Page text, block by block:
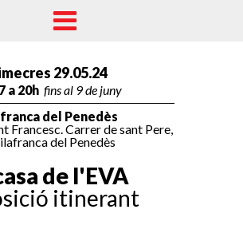
29.05.24
a 20h fins al 9 de juny
del Penedès
Francesc. Carrer de sant Pere,
del Penedès
de l'EVA
itinerant